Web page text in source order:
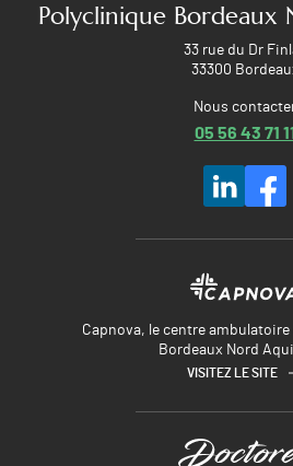
Polyclinique Bordeaux
33 rue du Dr
33300
Nous
05 56 43 71
Capnova, le centre
Bordeaux Nord
VISITEZ LE SITE